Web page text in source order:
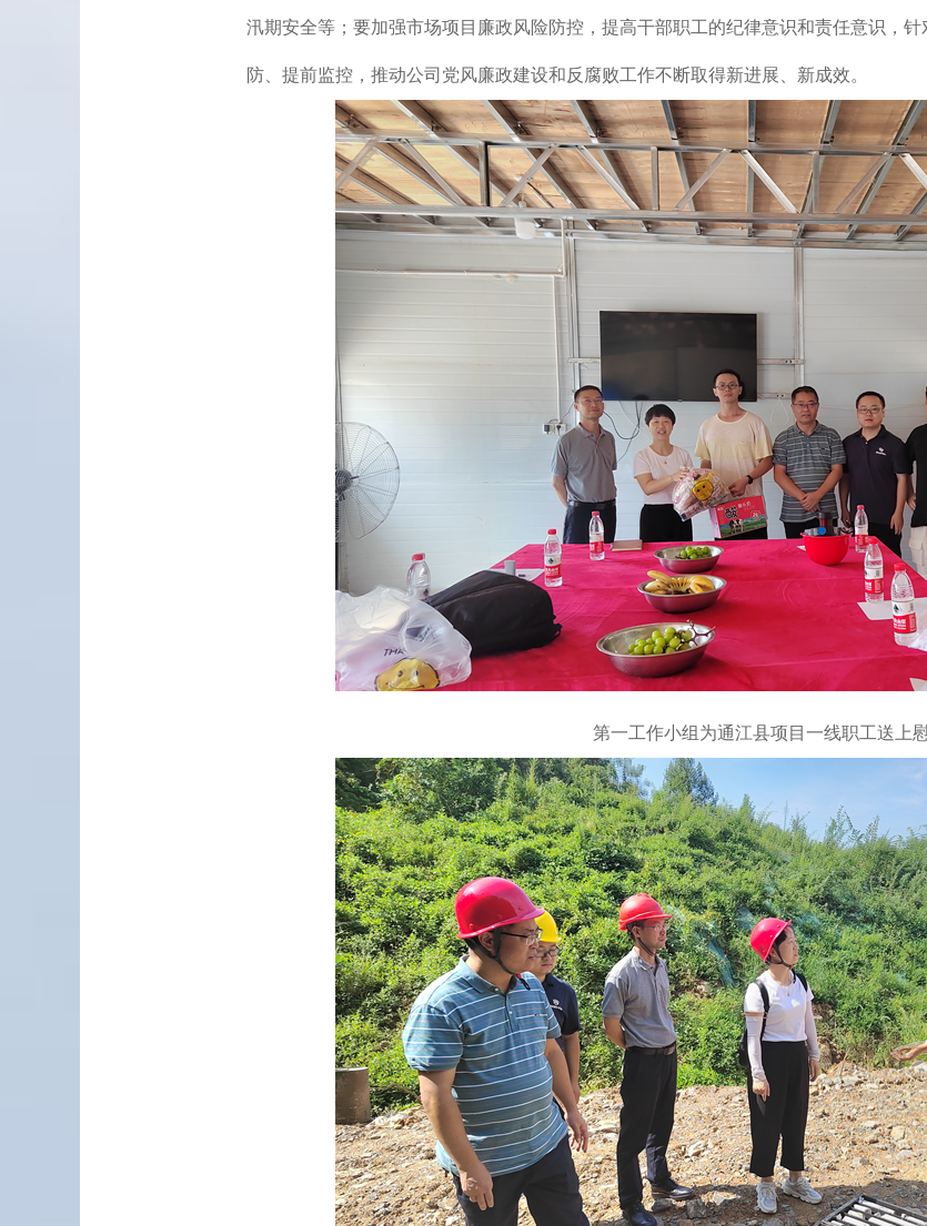
汛期安全等；要加强市场项目廉政风险防控，提高干部职工的纪律意识和责任意识，
防、提前监控，推动公司党风廉政建设和反腐败工作不断取得新进展、新成效。
第一工作小组为通江县项目一线职工送上